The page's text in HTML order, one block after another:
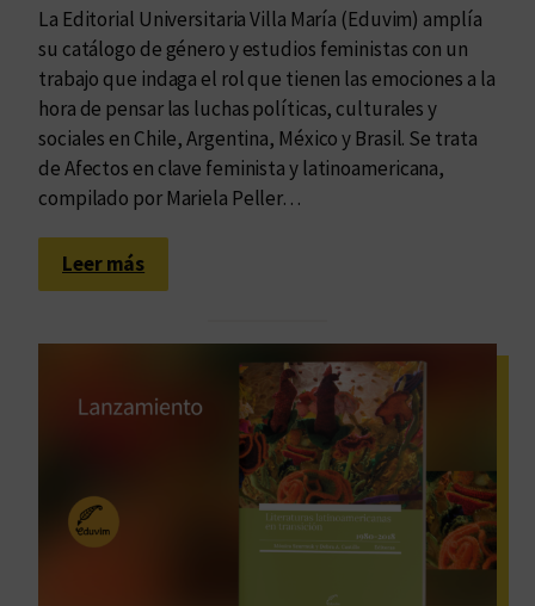
i
s
c
é
p
o
l
La Editorial Universitaria Villa María (Eduvim) amplía
su catálogo de género y estudios feministas con un
trabajo que indaga el rol que tienen las emociones a la
hora de pensar las luchas políticas, culturales y
sociales en Chile, Argentina, México y Brasil. Se trata
de Afectos en clave feminista y latinoamericana,
compilado por Mariela Peller…
Leer más:
A
e
t